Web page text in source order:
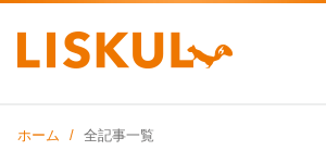
ホーム 全記事一覧